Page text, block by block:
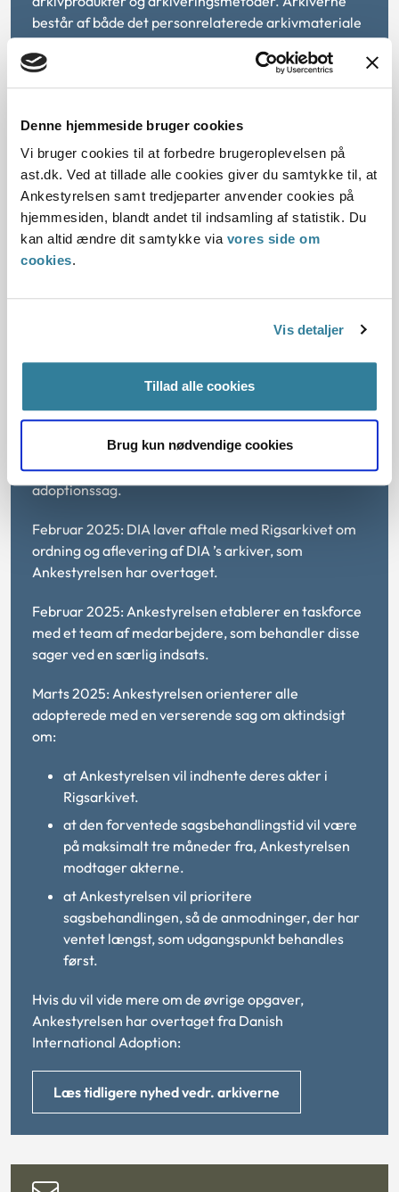
Denne hjemmeside bruger cookies
Vi bruger cookies til at forbedre brugeroplevelsen på
ast.dk. Ved at tillade alle cookies giver du samtykke til, at
Ankestyrelsen samt tredjeparter anvender cookies på
hjemmesiden, blandt andet til indsamling af statistik. Du
kan altid ændre dit samtykke via vores side om
cookies.
Vis detaljer
Tillad alle cookies
Brug kun nødvendige cookies
består af både det personrelaterede arkivmateriale
og det generelle arkivmateriale fra de
adoptionsformidlende organisationer.
personlige oplysninger om en adopteret og kan også
indeholde oplysninger om andre, herunder
adoptanter. Det generelle arkivmateriale omfatter
DIA og de adoptionsformidlende organisationers
generelle korrespondance. Først når de konkrete
adoptionssager og det generelle arkivmateriale fra
organisationerne er ordnet, så det er søgbart, vil der
arkivmateriale.
Oktober 2024: Ankestyrelsen overtager DIA´s
opgaver på adoptionsområdet, herunder 525
ubehandlede anmodninger om aktindsigt i egen
adoptionssag.
Februar 2025: DIA laver aftale med Rigsarkivet om
ordning og aflevering af DIA ’s arkiver, som
Ankestyrelsen har overtaget.
Februar 2025: Ankestyrelsen etablerer en taskforce
med et team af medarbejdere, som behandler disse
sager ved en særlig indsats.
Marts 2025: Ankestyrelsen orienterer alle
adopterede med en verserende sag om aktindsigt
om:
at Ankestyrelsen vil indhente deres akter i
Rigsarkivet.
at den forventede sagsbehandlingstid vil være
på maksimalt tre måneder fra, Ankestyrelsen
modtager akterne.
at Ankestyrelsen vil prioritere
sagsbehandlingen, så de anmodninger, der har
ventet længst, som udgangspunkt behandles
først.
Hvis du vil vide mere om de øvrige opgaver,
Ankestyrelsen har overtaget fra Danish
International Adoption:
Læs tidligere nyhed vedr. arkiverne